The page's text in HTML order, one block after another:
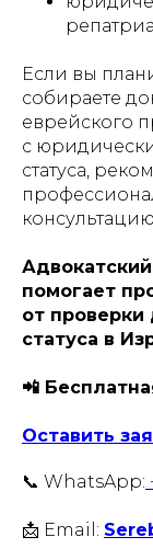
Если вы
собираете
еврейского
с
статуса,
помогает
от
статуса в
📲
Оставить
📞 WhatsApp:
📩 Email: